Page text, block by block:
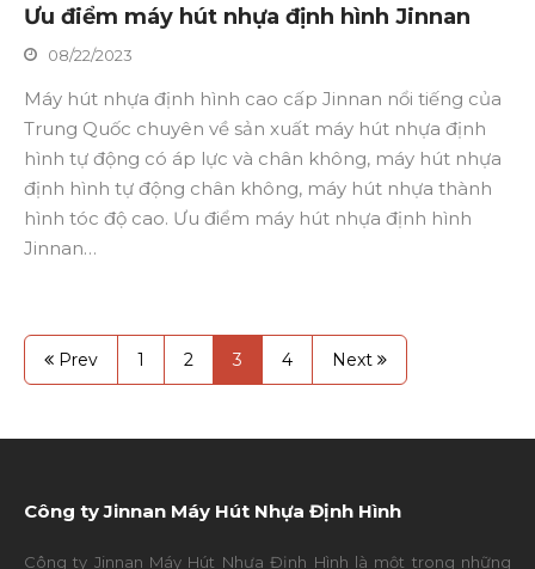
Ưu điểm máy hút nhựa định hình Jinnan
08/22/2023
Máy hút nhựa định hình cao cấp Jinnan nổi tiếng của
Trung Quốc chuyên về sản xuất máy hút nhựa định
hình tự động có áp lực và chân không, máy hút nhựa
định hình tự động chân không, máy hút nhựa thành
hình tóc độ cao. Ưu điểm máy hút nhựa định hình
Jinnan…
Prev 1 2 3 4 Next
Công ty Jinnan Máy Hút Nhựa Định Hình
Công ty Jinnan Máy Hút Nhựa Định Hình là một trong những